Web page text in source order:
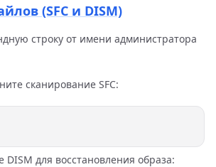
(SFC и DISM)
строку от имени администратора
сканирование SFC:
DISM для восстановления образа: